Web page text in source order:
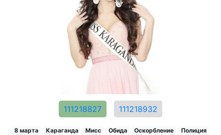
111218827 111218932
8 марта Караганда Мисс Обида Оскорбление Полиция